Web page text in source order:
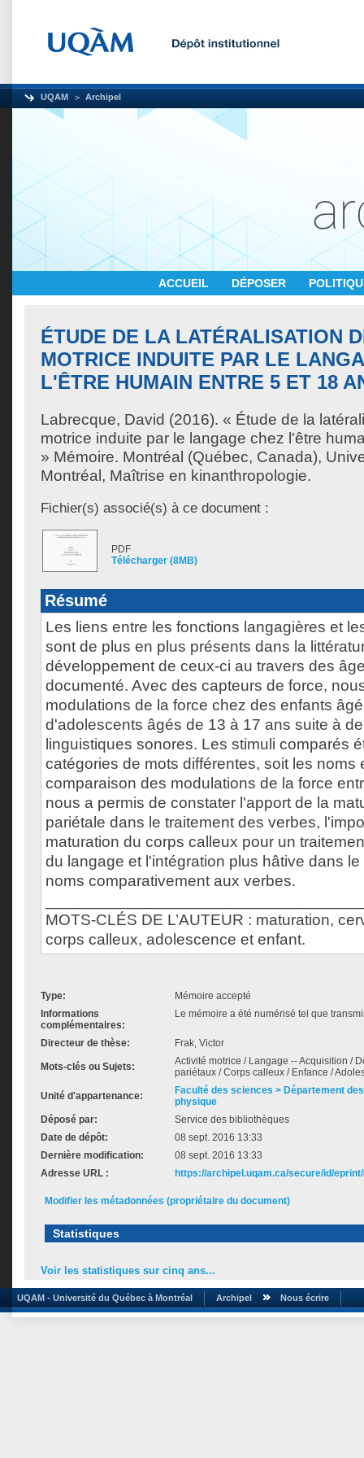
UQAM Archipel
ACCUEIL DÉPOSER
ÉTUDE DE LA LATÉRALISATION
MOTRICE INDUITE PAR LE
L'ÊTRE HUMAIN ENTRE 5 ET 18
Labrecque, David (2016). « Étude de la
motrice induite par le langage chez l'être
» Mémoire. Montréal (Québec, Canada),
Montréal, Maîtrise en kinanthropologie.
Fichier(s) associé(s) à ce document :
PDF
Télécharger (8MB)
Résumé
Les liens entre les fonctions langagières et
sont de plus en plus présents dans la
développement de ceux-ci au travers des
documenté. Avec des capteurs de force,
modulations de la force chez des enfants
d'adolescents âgés de 13 à 17 ans suite à
linguistiques sonores. Les stimuli comparés
catégories de mots différentes, soit les noms
comparaison des modulations de la force
nous a permis de constater l'apport de la
pariétale dans le traitement des verbes,
maturation du corps calleux pour un
du langage et l'intégration plus hâtive dans
noms comparativement aux verbes.
MOTS-CLÉS DE L’AUTEUR : maturation,
corps calleux, adolescence et enfant.
Type:
Mémoire accepté
Informations
complémentaires:
Le mémoire a été numérisé tel que
Directeur de thèse: Frak, Victor
Mots-clés ou Sujets:
Activité motrice / Langage -- Acquisition /
pariétaux / Corps calleux / Enfance /
Unité d'appartenance:
Faculté des sciences > Département
physique
Déposé par:
Service des bibliothèques
Date de dépôt:
08 sept. 2016 13:33
Dernière modification:
08 sept. 2016 13:33
Adresse URL :
https://archipel.uqam.ca/secure/id/
Modifier les métadonnées (propriétaire du document)
Statistiques
Voir les statistiques sur cinq ans...
UQAM - Université du Québec à Montréal Archipel Nous écrire